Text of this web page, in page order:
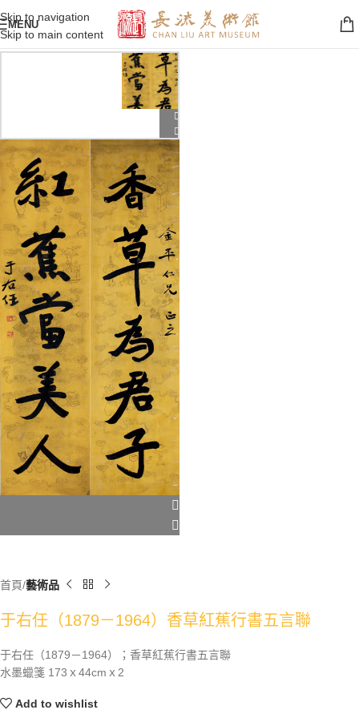
Skip to navigation
Skip to main content
MENU
首頁 藝術品
于右任（1879－1964）香草紅蕉行書五言聯
于右任（1879－1964）；香草紅蕉行書五言聯
水墨蠟箋 173ｘ44cmｘ2
Add to wishlist